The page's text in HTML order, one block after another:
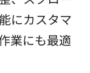
にカスタマ
業にも最適